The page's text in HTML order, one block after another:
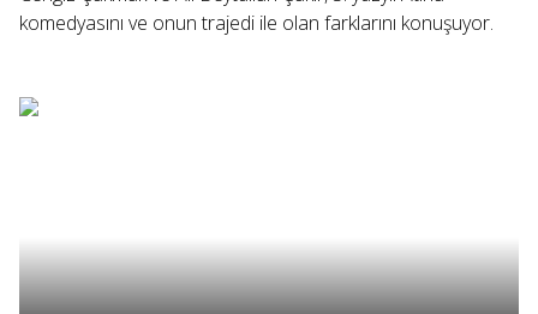
komedyasını ve onun trajedi ile olan farklarını konuşuyor.